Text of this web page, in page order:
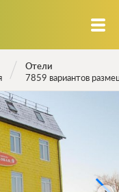
Отели
7859 вариантов